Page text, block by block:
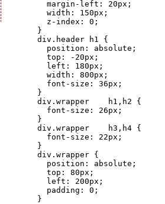
      margin-left: 20px;
      width: 150px;
      z-index: 0;
    }
    div.header h1 {
      position: absolute;
      top: -20px;
      left: 180px;
      width: 800px;
      font-size: 36px;
    }
    div.wrapper    h1,h2 {
      font-size: 26px;
    }
    div.wrapper    h3,h4 {
      font-size: 22px;
    }
    div.wrapper {
      position: absolute;
      top: 80px;
      left: 200px;
      padding: 0;
    }